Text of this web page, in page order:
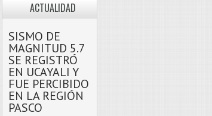
ACTUALIDAD
SISMO DE
MAGNITUD 5.7
SE REGISTRÓ
EN UCAYALI Y
FUE PERCIBIDO
EN LA REGIÓN
PASCO